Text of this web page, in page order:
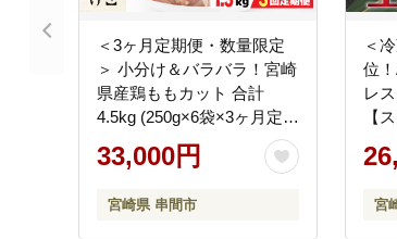
＜3ヶ月定期便・数量限定
＞ 小分け＆バラバラ！宮崎
県産鶏ももカット 合計
4.5kg (250g×6袋×3ヶ月定期
便)_K043-T001
33,000円
宮崎県 串間市
＜
位
レ
【
宮